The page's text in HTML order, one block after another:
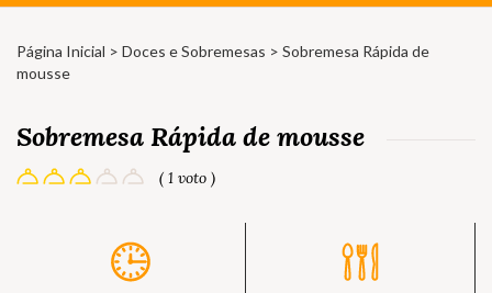
Página Inicial > Doces e Sobremesas > Sobremesa Rápida de
mousse
Sobremesa Rápida de mousse
( 1 voto )